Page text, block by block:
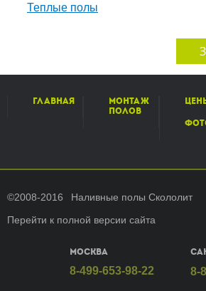
Теплые полы
Главная
Монтаж
полов
©2008-2016
Наливные полы Скололит
Перейти к полной версии сайта
Москва
8-499-653-98-22 8-